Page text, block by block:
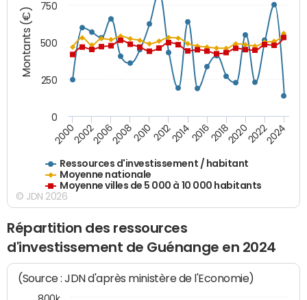
Montants (€)
Ressources d'investissement / habitant
Moyenne nationale
Moyenne villes de 5 000 à 10 000 habitants
200020022006200820102012201420162018202020222024
0
250
500
750
© JDN 2026
Répartition des ressources
d'investissement de Guénange en 2024
(Source : JDN d'après ministère de l'Economie)